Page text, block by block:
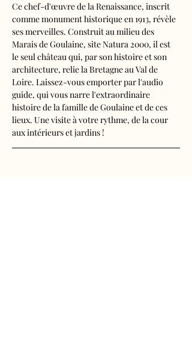
Ce chef-d'œuvre de la Renaissance, inscrit
comme monument historique en 1913, révèle
ses merveilles. Construit au milieu des
Marais de Goulaine, site Natura 2000, il est
le seul château qui, par son histoire et son
architecture, relie la Bretagne au Val de
Loire. Laissez-vous emporter par l'audio
guide, qui vous narre l'extraordinaire
histoire de la famille de Goulaine et de ces
lieux. Une visite à votre rythme, de la cour
aux intérieurs et jardins !